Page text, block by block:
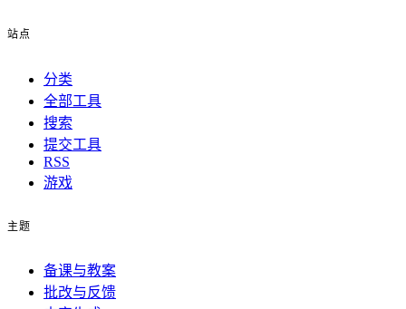
站点
分类
全部工具
搜索
提交工具
RSS
游戏
主题
备课与教案
批改与反馈